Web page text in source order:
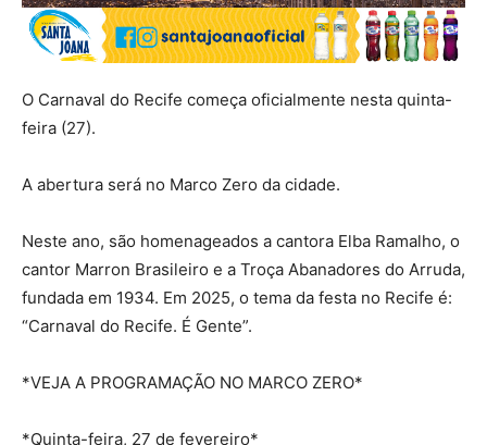
O Carnaval do Recife começa oficialmente nesta quinta-
feira (27).
A abertura será no Marco Zero da cidade.
Neste ano, são homenageados a cantora Elba Ramalho, o
cantor Marron Brasileiro e a Troça Abanadores do Arruda,
fundada em 1934. Em 2025, o tema da festa no Recife é:
“Carnaval do Recife. É Gente”.
*VEJA A PROGRAMAÇÃO NO MARCO ZERO*
*Quinta-feira, 27 de fevereiro*